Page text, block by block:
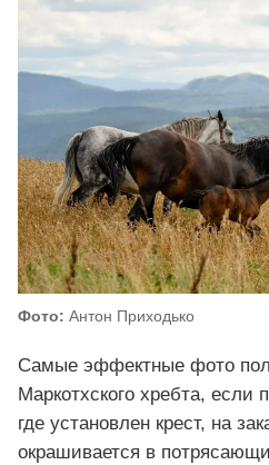
Фото: Антон Приходько
Самые эффектные фото
Маркотхского хребта, если
где установлен крест, на
окрашивается в